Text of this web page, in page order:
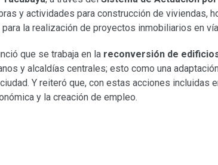
y actividades para construcción de viviendas,
la realización de proyectos inmobiliarios en
que se trabaja en la reconversión de
y alcaldías centrales; esto como una
Y reiteró que, con estas acciones incluidas
y la creación de empleo.